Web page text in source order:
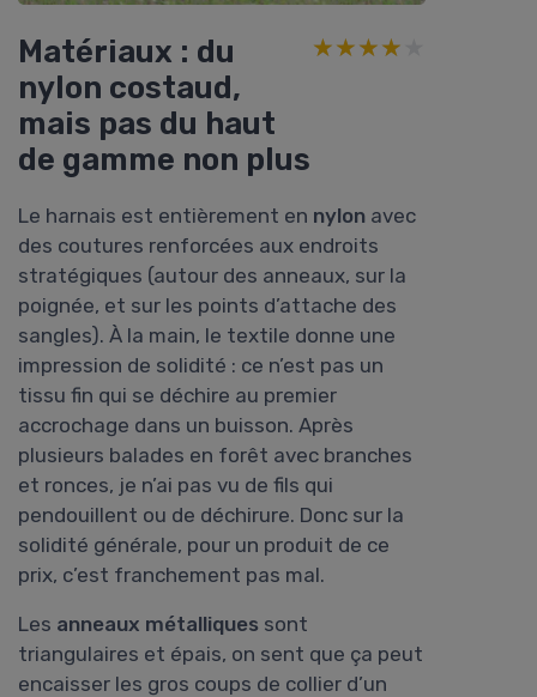
Matériaux : du
nylon costaud,
mais pas du haut
de gamme non plus
★★★★★
★★★★★
Le harnais est entièrement en nylon avec
des coutures renforcées aux endroits
stratégiques (autour des anneaux, sur la
poignée, et sur les points d’attache des
sangles). À la main, le textile donne une
impression de solidité : ce n’est pas un
tissu fin qui se déchire au premier
accrochage dans un buisson. Après
plusieurs balades en forêt avec branches
et ronces, je n’ai pas vu de fils qui
pendouillent ou de déchirure. Donc sur la
solidité générale, pour un produit de ce
prix, c’est franchement pas mal.
Les anneaux métalliques sont
triangulaires et épais, on sent que ça peut
encaisser les gros coups de collier d’un